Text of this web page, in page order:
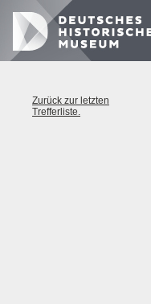
Zurück zur letzten
Trefferliste.